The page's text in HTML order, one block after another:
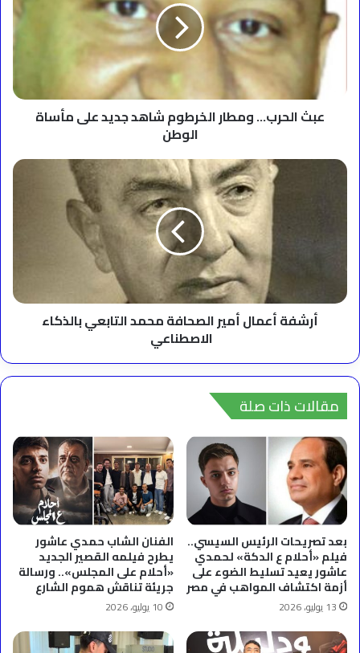
الخرطوم
شاهد
جديد
مأساة
الوطن
عبث الحرب… ومطار الخرطوم شاهد جديد على مأساة
الوطن
أرشفة
التابعي
بالذكاء
أرشفة أعمال أمير الصحافة محمد التابعي بالذكاء
الاصطناعي
مقالات ذات صلة
بعد تصريحات الرئيس السيسي..
فيلم «أحلام ع الدكة» لحمدي
عاشور يعيد تسليط الضوء على
أزمة اكتشاف المواهب في مصر
13 يوليو، 2026
الفنان الشاب حمدي عاشور
يطرح فيلمه القصير الجديد
«أحلام على المجلس».. ورسالة
جريئة تناقش هموم الشارع
10 يوليو، 2026